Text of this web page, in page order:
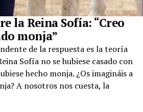
la Reina Sofía: “Creo
monja”
de la respuesta es la teoría
Sofía no se hubiese casado con
hecho monja. ¿Os imagináis a
A nosotros nos cuesta, la